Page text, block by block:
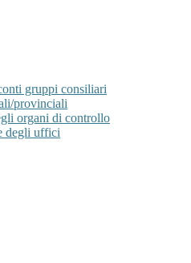
gruppi consiliari
provinciali
organi di controllo
degli uffici